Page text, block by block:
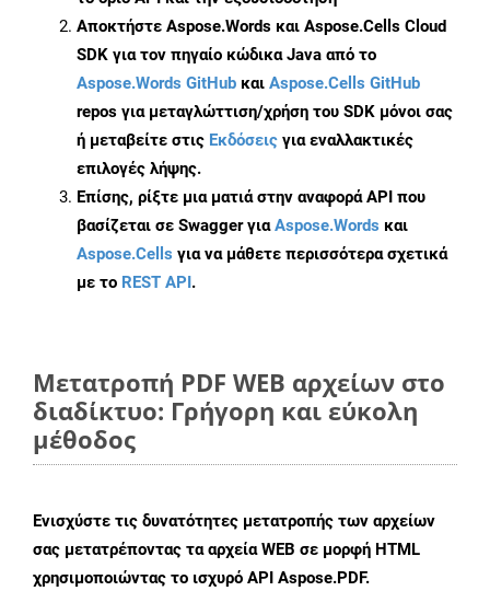
Αποκτήστε Aspose.Words και Aspose.Cells Cloud
SDK για τον πηγαίο κώδικα Java από το
Aspose.Words GitHub και Aspose.Cells GitHub
repos για μεταγλώττιση/χρήση του SDK μόνοι σας
ή μεταβείτε στις Εκδόσεις για εναλλακτικές
επιλογές λήψης.
Επίσης, ρίξτε μια ματιά στην αναφορά API που
βασίζεται σε Swagger γιαAspose.Words και
Aspose.Cells για να μάθετε περισσότερα σχετικά
με το REST API.
Μετατροπή PDF WEB αρχείων στο
διαδίκτυο: Γρήγορη και εύκολη
μέθοδος
Ενισχύστε τις δυνατότητες μετατροπής των αρχείων
σας μετατρέποντας τα αρχεία WEB σε μορφή HTML
χρησιμοποιώντας το ισχυρό API Aspose.PDF.